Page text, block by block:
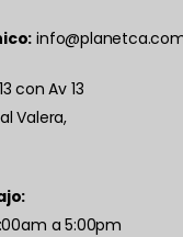
con Av 13
Valera,
a 5:00pm